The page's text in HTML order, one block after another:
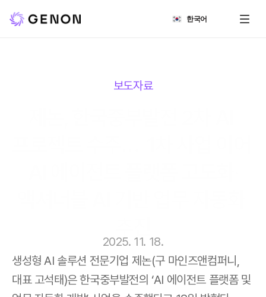
한국어
보도자료
2025. 11. 18.
생성형 AI 솔루션 전문기업 제논(구 마인즈앤컴퍼니,
대표 고석태)은 한국중부발전의 ‘AI 에이전트 플랫폼 및